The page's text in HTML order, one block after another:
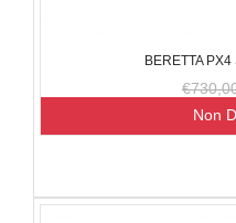
BERETTA
Non